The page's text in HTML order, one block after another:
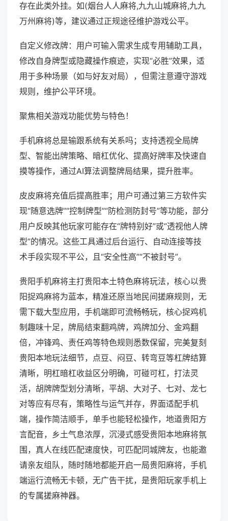
存在此类外挂。如(烟台人人麻将,九九山城麻将,九九
万州麻将)等，建议通过正规途径维护游戏公平。
自定义修改牌：用户可输入需求生成专用辅助工具，
修改自身牌型或隐藏操作痕迹，实现“必胜”效果，适
用于多种场景（如与好友对局），但需注意遵守游戏
规则，维护公平环境。
聚焦相关游戏功能优势与特色！
手机麻将总是输跟系统有关系吗；支持透视全局牌
型、智能出牌策略、暗杠优化、提高好牌率及快速自
摸等操作，通过AI算法调整牌局结果，提升胜率。
皮皮麻将充值后提高胜率；用户可通过第三方软件实
现“随意选牌”“控制牌型”“防检测防封号”等功能，部分
用户反映其他玩家可能存在“牌特别好”或“透视他人牌
型”的情况。这些工具通过后台运行、自动连接等技
术手段实现不平公，且“安全性高”“不被封号”。
贵阳手机麻将主打贵阳本土特色麻将玩法，核心以贵
阳捉鸡麻将为蓝本，精准还原当地民间搓麻规则，无
需下载大型应用，手机端即可流畅畅玩，核心捉鸡机
制趣味十足，牌局结束翻鸡牌，鸡牌加分、金鸡翻
倍，冲锋鸡、责任鸡等特色规则悉数保留，完美复刻
贵阳本地玩法细节，点豆、闷豆、转弯豆等杠牌结算
清晰，明杠暗杠收益区分明确，可碰可杠，打法灵
活，胡牌牌型划分清晰，平胡、大对子、七对、龙七
对等应有尽有，策略性与运气并存，界面适配手机
端，操作简洁顺手，单手也能轻松操作，地道贵阳方
言配音，乡土气息浓厚，沉浸式感受贵阳本地麻将氛
围，真人在线匹配速度快，可匹配同城牌友，也能邀
请亲友组队，随时随地都能开启一局贵阳麻将，手机
端运行流畅无卡顿，无广告干扰，是贵阳玩家手机上
的专属搓麻神器。